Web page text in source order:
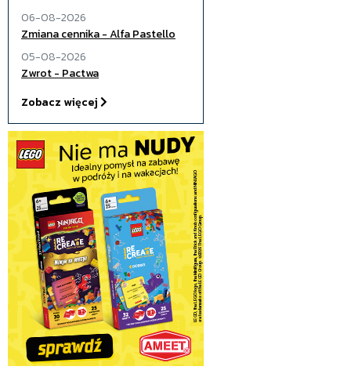
06-08-2026
Zmiana cennika - Alfa Pastello
05-08-2026
Zwrot - Pactwa
Zobacz więcej